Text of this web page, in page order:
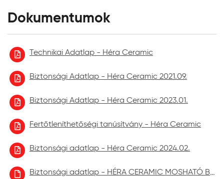
Dokumentumok
Technikai Adatlap - Héra Ceramic
Biztonsági Adatlap - Héra Ceramic 2021.09.
Biztonsági Adatlap - Héra Ceramic 2023.01.
Fertőtleníthetőségi tanúsítvány - Héra Ceramic
Biztonsági adatlap - Héra Ceramic 2024.02.
Biztonsági adatlap - HÉRA CERAMIC MOSHATÓ BELTÉRI FALFESTÉK aktuális